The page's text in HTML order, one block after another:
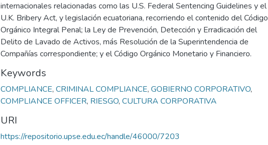
internacionales relacionadas como las U.S. Federal Sentencing Guidelines y el
U.K. Bribery Act, y legislación ecuatoriana, recorriendo el contenido del Código
Orgánico Integral Penal; la Ley de Prevención, Detección y Erradicación del
Delito de Lavado de Activos, más Resolución de la Superintendencia de
Compañías correspondiente; y el Código Orgánico Monetario y Financiero.
Keywords
COMPLIANCE, CRIMINAL COMPLIANCE, GOBIERNO CORPORATIVO,
COMPLIANCE OFFICER, RIESGO, CULTURA CORPORATIVA
URI
https://repositorio.upse.edu.ec/handle/46000/7203